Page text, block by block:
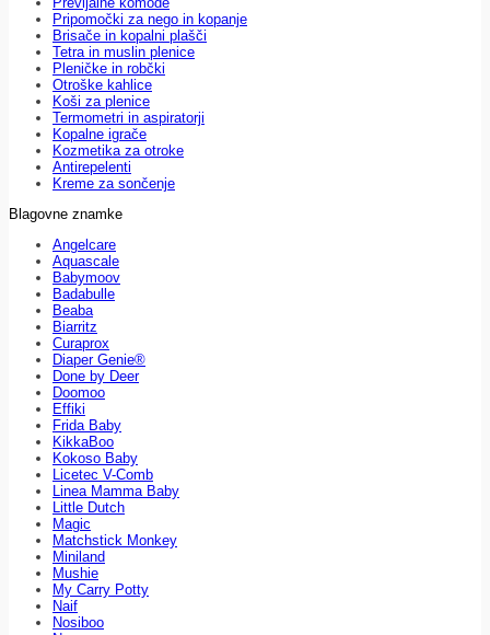
Pripomočki za nego in kopanje
Brisače in kopalni plašči
Tetra in muslin plenice
Pleničke in robčki
Otroške kahlice
Koši za plenice
Termometri in aspiratorji
Kopalne igrače
Kozmetika za otroke
Antirepelenti
Kreme za sončenje
Blagovne znamke
Angelcare
Aquascale
Babymoov
Badabulle
Beaba
Biarritz
Curaprox
Diaper Genie®
Done by Deer
Doomoo
Effiki
Frida Baby
KikkaBoo
Kokoso Baby
Licetec V-Comb
Linea Mamma Baby
Little Dutch
Magic
Matchstick Monkey
Miniland
Mushie
My Carry Potty
Naif
Nosiboo